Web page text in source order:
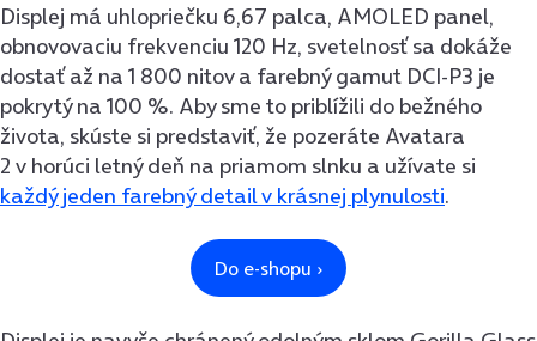
Displej má uhlopriečku 6,67 palca, AMOLED panel,
obnovovaciu frekvenciu 120 Hz, svetelnosť sa dokáže
dostať až na 1 800 nitov a farebný gamut DCI-P3 je
pokrytý na 100 %. Aby sme to priblížili do bežného
života, skúste si predstaviť, že pozeráte Avatara
2 v horúci letný deň na priamom slnku a užívate si
každý jeden farebný detail v krásnej plynulosti.